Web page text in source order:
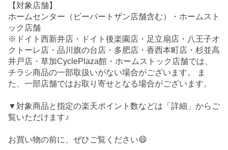
【対象店舗】
ホームセンター（ビーバートザン店舗含む）・ホームスト
ック店舗
※ドイト西新井店・ドイト後楽園店・足立扇店・八王子オ
クトーレ店・品川旗の台店・多肥店・香西本町店・杉並高
井戸店・草加CyclePlaza館・ホームストック店舗では、
チラシ商品の一部取扱いがない場合がございます。 ま
た、一部店舗ではお取り寄せとなる場合がございます。
▼対象商品と指定の楽天ポイント数などは「詳細」からご
覧いただけます♪
お買い物の前に、ぜひご覧ください😄